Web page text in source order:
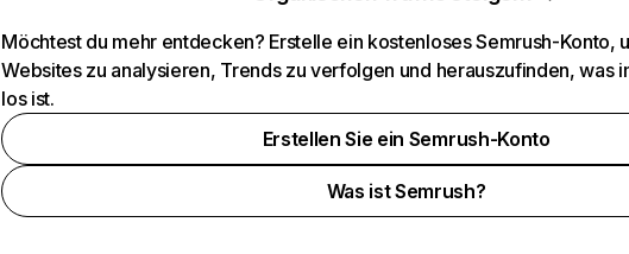
Möchtest du mehr entdecken? Erstelle ein kostenloses Semrush-Konto,
Websites zu analysieren, Trends zu verfolgen und herauszufinden, was
los ist.
Erstellen Sie ein Semrush-Konto
Was ist Semrush?